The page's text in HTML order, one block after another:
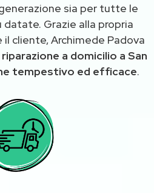
sia per tutte le
Grazie alla propria
il cliente, Archimede Padova
a domicilio a San
tempestivo ed efficace.